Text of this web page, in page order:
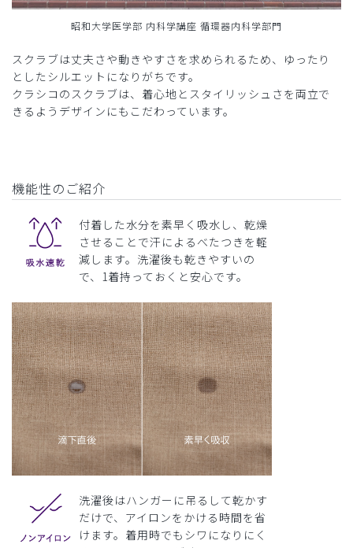
昭和大学医学部 内科学講座 循環器内科学部門
スクラブは丈夫さや動きやすさを求められるため、ゆったり
としたシルエットになりがちです。
クラシコのスクラブは、着心地とスタイリッシュさを両立で
きるようデザインにもこだわっています。
機能性のご紹介
付着した水分を素早く吸水し、乾燥
させることで汗によるべたつきを軽
減します。洗濯後も乾きやすいの
で、1着持っておくと安心です。
洗濯後はハンガーに吊るして乾かす
だけで、アイロンをかける時間を省
けます。着用時でもシワになりにく